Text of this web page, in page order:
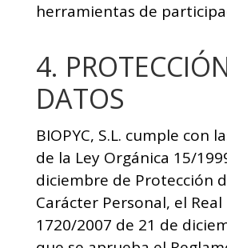
herramientas de
4.
DATOS
BIOPYC, S.L. cumple con
de la Ley Orgánica 15/
diciembre de Protección
Carácter Personal, el
1720/2007 de 21 de